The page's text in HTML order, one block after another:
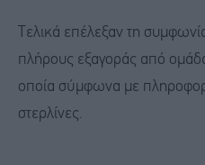
Τελικά επέλεξαν τη
πλήρους εξαγοράς από
οποία σύμφωνα με
στερλίνες.